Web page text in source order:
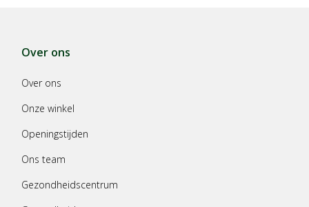
Over ons
Over ons
Onze winkel
Openingstijden
Ons team
Gezondheidscentrum